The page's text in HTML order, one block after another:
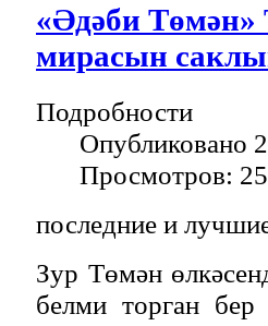
«Әдәби Төмән»
мирасын
Подробности
Опубликовано
Просмотров:
последние и
Зур Төмән
белми торган бер